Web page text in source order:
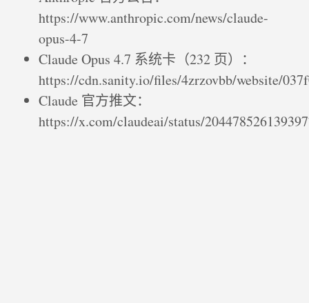
https://www.anthropic.com/news/claude-
opus-4-7
Claude Opus 4.7 系统卡（232 页）：
https://cdn.sanity.io/files/4zrzovbb/website/
Claude 官方推文：
https://x.com/claudeai/status/